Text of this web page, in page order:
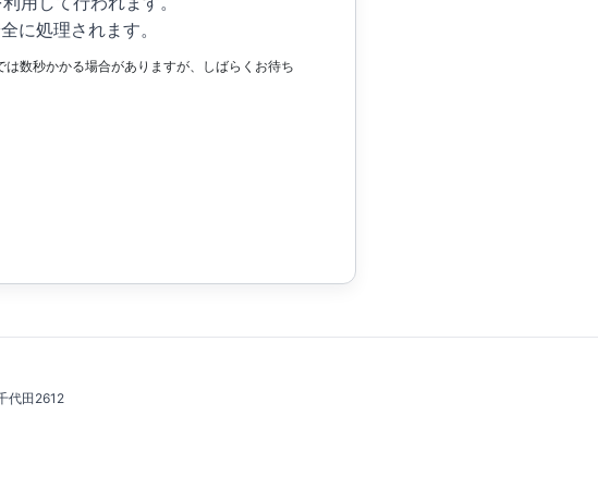
に処理されます。
数秒かかる場合がありますが、しばらくお待ち
代田2612